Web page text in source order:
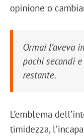
opinione o
Ormai l’aveva
pochi secondi
restante.
L’emblema
timidezza,